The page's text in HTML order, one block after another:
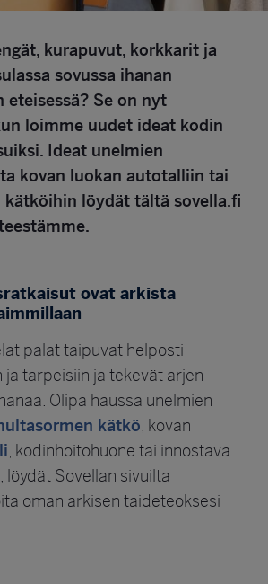
kurapuvut, korkkarit ja
sovussa ihanan
eteisessä? Se on nyt
loimme uudet ideat kodin
Ideat unelmien
kovan luokan autotalliin tai
löydät tältä sovella.fi
ovat arkista
palat taipuvat helposti
ja tarpeisiin ja tekevät arjen
Olipa haussa unelmien
kätkö, kovan
, kodinhoitohuone tai innostava
löydät Sovellan sivuilta
oman arkisen taideteoksesi